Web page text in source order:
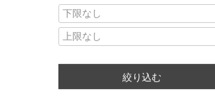
絞り込む